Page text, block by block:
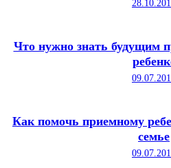
Что нужно знать будущим
Как помочь приемному
семье